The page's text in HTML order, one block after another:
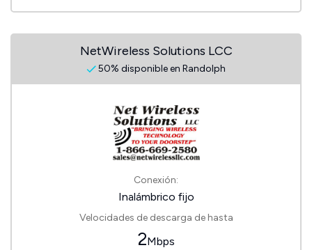
NetWireless Solutions LCC
50% disponible en Randolph
Conexión:
Inalámbrico fijo
Velocidades de descarga de hasta
2Mbps